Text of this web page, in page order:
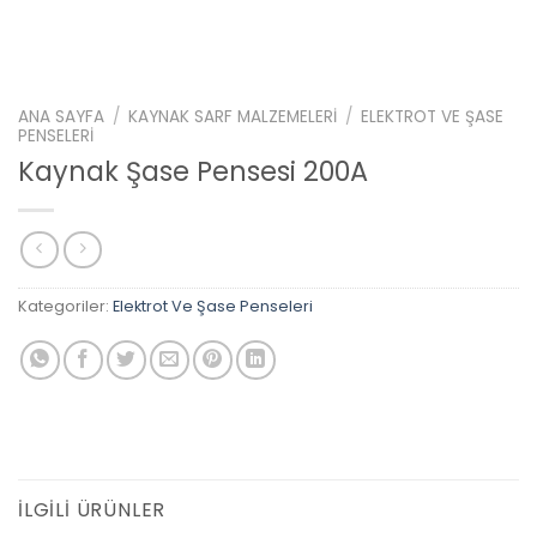
ANA SAYFA / KAYNAK SARF MALZEMELERI / ELEKTROT VE ŞASE
PENSELERI
Kaynak Şase Pensesi 200A
Kategoriler: Elektrot Ve Şase Penseleri
İLGILI ÜRÜNLER